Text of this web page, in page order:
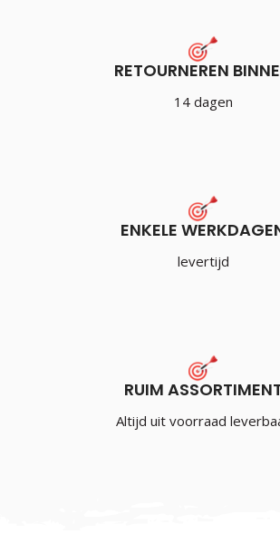
RETOURNEREN
14 dagen
ENKELE
levertijd
RUIM
Altijd uit voorraad